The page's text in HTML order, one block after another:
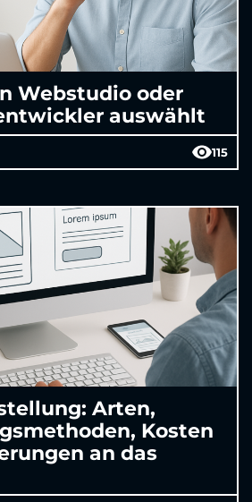
Webstudio oder
auswählt
115
Arten,
Kosten
an das